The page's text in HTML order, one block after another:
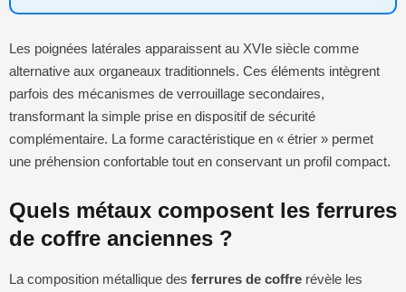
Les poignées latérales apparaissent au XVIe siècle comme
alternative aux organeaux traditionnels. Ces éléments intègrent
parfois des mécanismes de verrouillage secondaires,
transformant la simple prise en dispositif de sécurité
complémentaire. La forme caractéristique en « étrier » permet
une préhension confortable tout en conservant un profil compact.
Quels métaux composent les ferrures
de coffre anciennes ?
La composition métallique des ferrures de coffre révèle les